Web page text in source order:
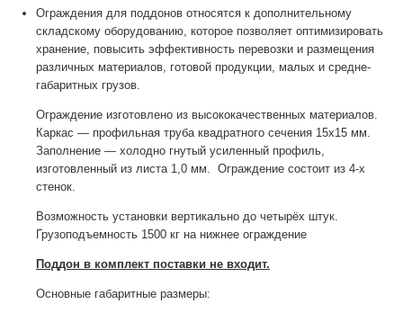
Ограждения для поддонов относятся к дополнительному
складскому оборудованию, которое позволяет оптимизировать
хранение, повысить эффективность перевозки и размещения
различных материалов, готовой продукции, малых и средне-
габаритных грузов.
Ограждение изготовлено из высококачественных материалов.
Каркас — профильная труба квадратного сечения 15х15 мм.
Заполнение — холодно гнутый усиленный профиль,
изготовленный из листа 1,0 мм. Ограждение состоит из 4-х
стенок.
Возможность установки вертикально до четырёх штук.
Грузоподъемность 1500 кг на нижнее ограждение
Поддон в комплект поставки не входит.
Основные габаритные размеры: